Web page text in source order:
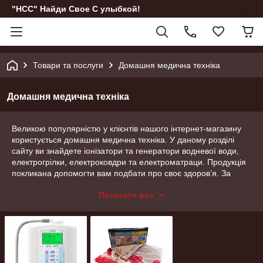
"НСС" Найди Свое С улыбкой!
Товари та послуги Домашня медична техніка
Домашня медична техніка
Великою популярністю у клієнтів нашого інтернет-магазину
користується домашня медична техніка. У даному розділі
сайту ви знайдете іонізатори та генератори водневої води,
електрогрілки, електроковдри та електроматраци. Продукція
покликана допомогти вам подбати про своє здоров’я. За
питної води, створити оптимальні умови для реабілітації
зарекомендувало себе на ринку та регулярно отримує
позитивні відгуки від клієнтів.
Показати все